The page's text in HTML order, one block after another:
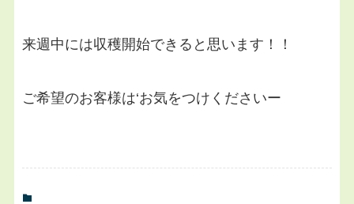
来週中には収穫開始できると思います！！
ご希望のお客様は‘お気をつけくださいー